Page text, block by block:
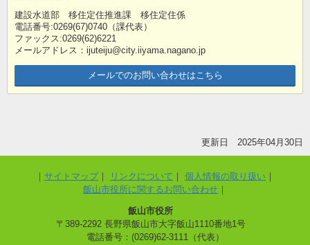
建設水道部 移住定住推進課 移住定住係
電話番号:0269(67)0740（課代表）
ファックス:0269(62)6221
メールアドレス：ijuteiju@city.iiyama.nagano.jp
メールでのお問い合わせはこちら
更新日 2025年04月30日
サイトマップ リンクについて
個人情報の取り扱い
飯山市役所に関するお問い合わせ
飯山市役所
〒389-2292 長野県飯山市大字飯山1110番地1号
電話番号：(0269)62-3111（代表）